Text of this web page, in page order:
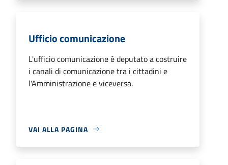
Ufficio comunicazione
L'ufficio comunicazione è deputato a costruire
i canali di comunicazione tra i cittadini e
l'Amministrazione e viceversa.
VAI ALLA PAGINA